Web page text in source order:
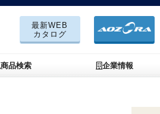
最新WEB
カタログ
商品検索 企業情報